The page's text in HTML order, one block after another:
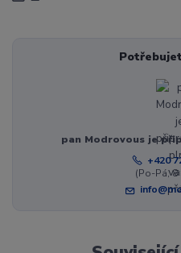
pan Modrovous je
+420
(Po-Pá, 8